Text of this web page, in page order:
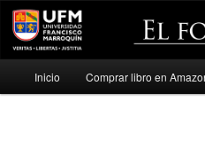
Ir
Inicio Comprar libro en